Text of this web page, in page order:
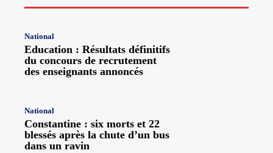
National
Education : Résultats définitifs
du concours de recrutement
des enseignants annoncés
National
Constantine : six morts et 22
blessés après la chute d’un bus
dans un ravin